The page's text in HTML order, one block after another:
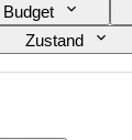
Budget
Zustand